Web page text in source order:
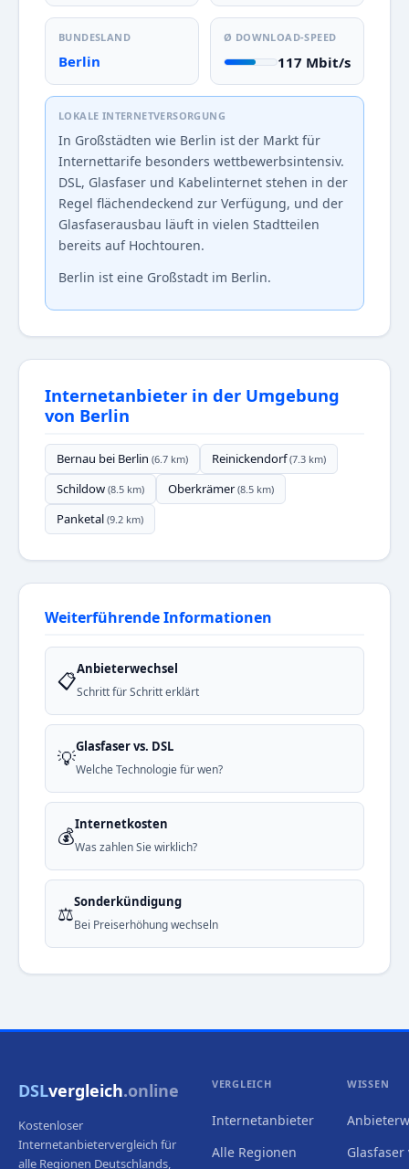
BUNDESLAND
Berlin
Ø DOWNLOAD-SPEED
117 Mbit/s
LOKALE INTERNETVERSORGUNG
In Großstädten wie Berlin ist der Markt für
Internettarife besonders wettbewerbsintensiv.
DSL, Glasfaser und Kabelinternet stehen in der
Regel flächendeckend zur Verfügung, und der
Glasfaserausbau läuft in vielen Stadtteilen
bereits auf Hochtouren.
Berlin ist eine Großstadt im Berlin.
Internetanbieter in der Umgebung
von Berlin
Bernau bei Berlin (6.7 km) Reinickendorf(7.3 km)
Schildow (8.5 km) Oberkrämer(8.5 km)
Panketal (9.2 km)
Weiterführende Informationen
📋Anbieterwechsel
Schritt für Schritt erklärt
💡Glasfaser vs. DSL
Welche Technologie für wen?
💰Internetkosten
Was zahlen Sie wirklich?
⚖️Sonderkündigung
Bei Preiserhöhung wechseln
DSLvergleich.online
Kostenloser
Internetanbietervergleich für
alle Regionen Deutschlands,
VERGLEICH
Internetanbieter
Alle Regionen
WISSEN
Glasfaser